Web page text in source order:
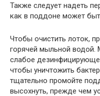
Также следует надеть
как в поддоне может
Чтобы очистить лоток,
горячей мыльной водой.
слабое
чтобы уничтожить
тщательно промойте
высохнуть, прежде чем